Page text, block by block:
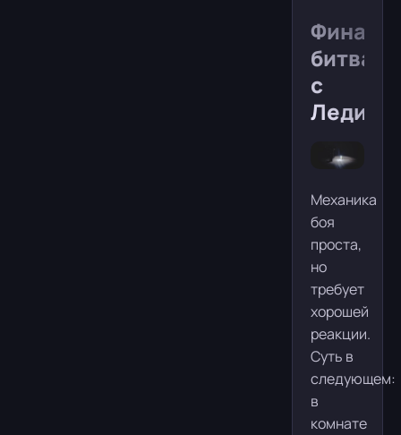
битва
с
Леди
Механика
боя
проста,
но
требует
хорошей
реакции.
Суть в
следующем:
в
комнате